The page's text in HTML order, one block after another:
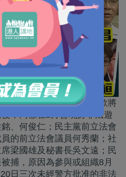
傳媒創辦人黎智英家中欲將
，同樣在2月曾現身非法遊
、何俊仁；民主黨前立法會
的前立法會議員何秀蘭；社
梁國雄及秘書長吳文遠；民
捕，原因為參與或組織8月
日三次未經警方批准的非法